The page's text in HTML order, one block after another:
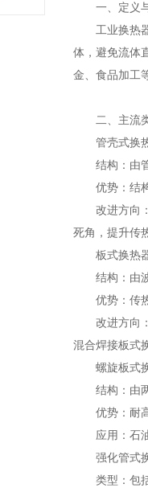
一、定义
工业换热器
体，避免流体
金、食品加工
二、主流类
管壳式换
结构：由管
优势：结构
改进方向：
死角，提升传
板式换热
结构：由波
优势：传热
改进方向：
混合焊接板式
螺旋板式
结构：由两
优势：耐高
应用：石油
强化管式
类型：包括